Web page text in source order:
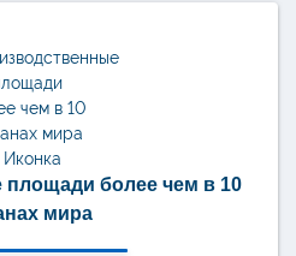
площади более чем в 10
мира